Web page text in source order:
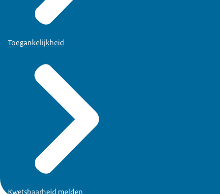
Toegankelijkheid
Kwetsbaarheid melden